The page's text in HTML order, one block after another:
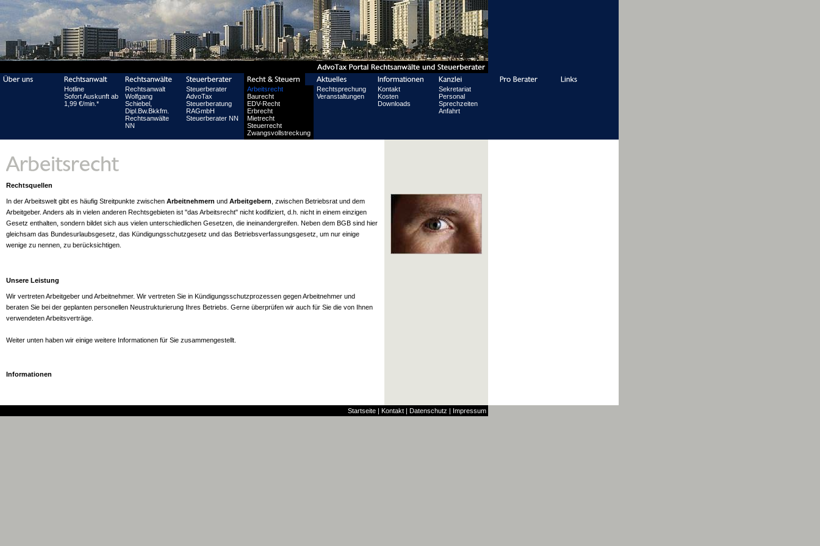
Hotline
Sofort Auskunft ab
1,99 €/min.*
Rechtsanwalt
Wolfgang
Schiebel,
Dipl.Bw.Bkkfm.
Rechtsanwälte
NN
Steuerberater
AdvoTax
Steuerberatung
RAGmbH
Steuerberater NN
Arbeitsrecht
Baurecht
EDV-Recht
Erbrecht
Mietrecht
Steuerrecht
Zwangsvollstreckung
Rechtsprechung
Veranstaltungen
Kontakt
Kosten
Downloads
Sekretariat
Personal
Sprechzeiten
Anfahrt
Rechtsquellen
In der Arbeitswelt gibt es häufig Streitpunkte zwischen Arbeitnehmern und Arbeitgebern , zwischen Betriebsrat und dem
Arbeitgeber. Anders als in vielen anderen Rechtsgebieten ist "das Arbeitsrecht" nicht kodifiziert, d.h. nicht in einem einzigen
Gesetz enthalten, sondern bildet sich aus vielen unterschiedlichen Gesetzen, die ineinandergreifen. Neben dem BGB sind hier
gleichsam das Bundesurlaubsgesetz, das Kündigungsschutzgesetz und das Betriebsverfassungsgesetz, um nur einige
wenige zu nennen, zu berücksichtigen.
Unsere Leistung
Wir vertreten Arbeitgeber und Arbeitnehmer. Wir vertreten Sie in Kündigungsschutzprozessen gegen Arbeitnehmer und
beraten Sie bei der geplanten personellen Neustrukturierung Ihres Betriebs. Gerne überprüfen wir auch für Sie die von Ihnen
verwendeten Arbeitsverträge.
Weiter unten haben wir einige weitere Informationen für Sie zusammengestellt.
Informationen
Startseite | Kontakt | Datenschutz | Impressum